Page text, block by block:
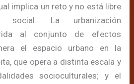
implica un reto y no está libre
social. La urbanización
al conjunto de efectos
el espacio urbano en la
que opera a distinta escala y
socioculturales; y el